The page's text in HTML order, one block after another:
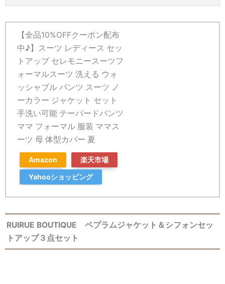
【全品10%OFFクーポン配布
中♪】スーツ レディース セッ
トアップ セレモニースーツフ
ォーマルスーツ 洗える ウォ
ッシャブル パンツ スーツ ノ
ーカラー ジャケット セット
手洗い可能 テーパードパンツ
ママ フォーマル 服装 ママス
ーツ 母 体型カバー 夏
Amazon
楽天市場
Yahooショッピング
RUIRUE BOUTIQUE ペプラムジャケット＆シフォンセッ
トアップ３点セット